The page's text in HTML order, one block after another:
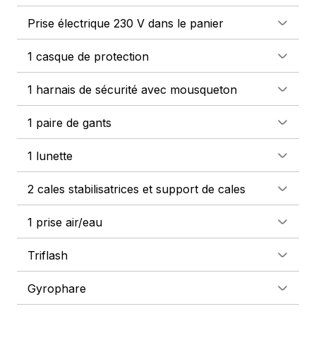
Prise électrique 230 V dans le panier
1 casque de protection
1 harnais de sécurité avec mousqueton
1 paire de gants
1 lunette
2 cales stabilisatrices et support de cales
1 prise air/eau
Triflash
Gyrophare